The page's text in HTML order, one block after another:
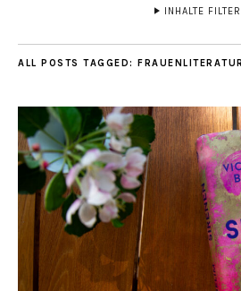
INHALTE
ALL POSTS TAGGED: FRAUENLITERATUR